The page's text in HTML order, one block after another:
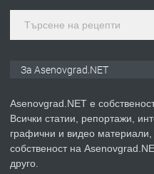
ПРЕДЛАГА
Давам
За Asenovgrad.NET
Asenovgrad.NET е
Всички статии, репортажи,
графични и видео материали,
собственост на
друго.